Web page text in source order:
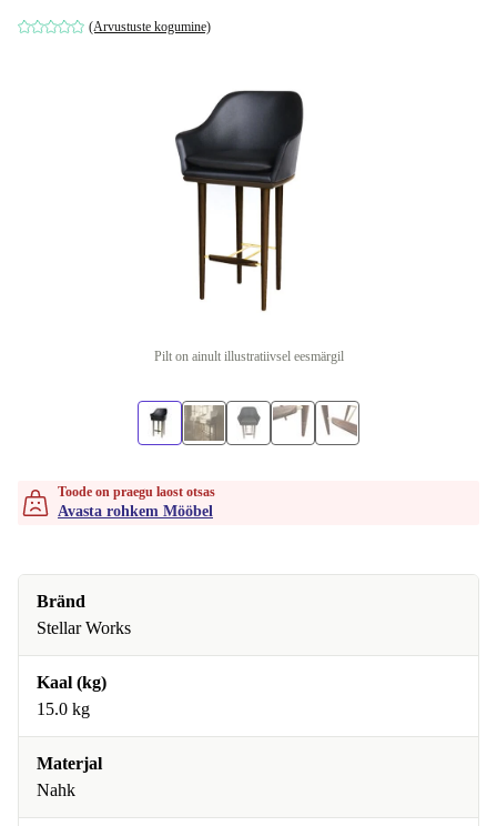
(Arvustuste kogumine)
Pilt on ainult illustratiivsel eesmärgil
Toode on praegu laost otsas
Avasta rohkem Mööbel
Bränd
Stellar Works
Kaal (kg)
15.0 kg
Materjal
Nahk